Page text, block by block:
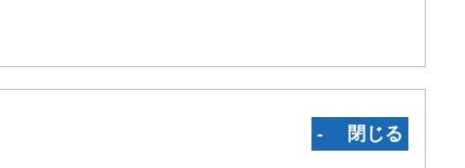
‐ 閉じる